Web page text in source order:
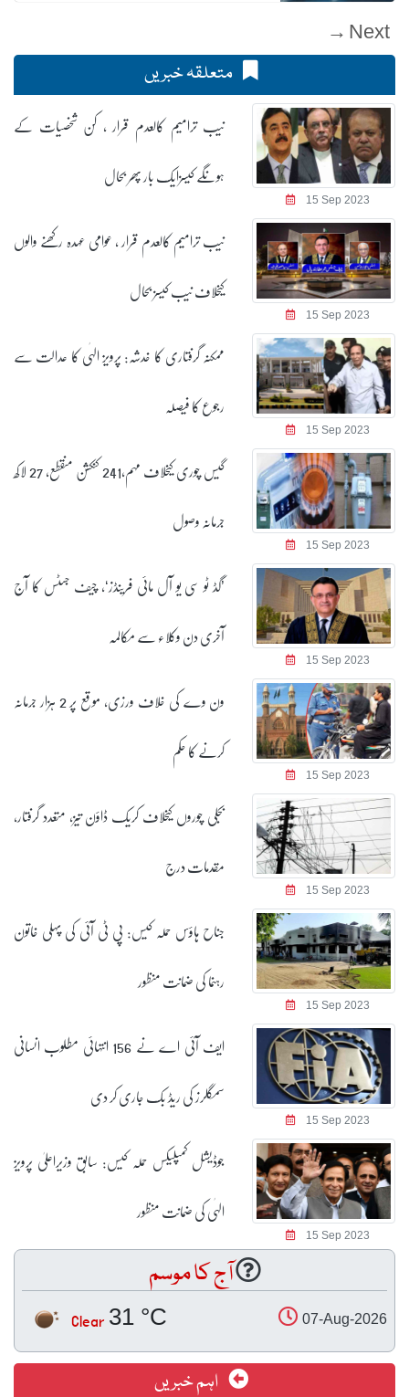
Next →
متعلقہ خبریں
15 Sep 2023
نیب ترامیم کالعدم قرار ، کن شخصیات کے
ہونگے کیسزایک بار پھر بحال
15 Sep 2023
نیب ترامیم کالعدم قرار ، عوامی عہدہ رکھنے والوں
کیخلاف نیب کیسز بحال
15 Sep 2023
ممکنہ گرفتاری کا خدشہ: پرویز الہٰی کا عدالت سے
رجوع کا فیصلہ
15 Sep 2023
گیس چوری کیخلاف مہم،241 کنکشن منقطع، 27 لاکھ
جرمانہ وصول
15 Sep 2023
’گڈ ٹو سی یو آل مائی فرینڈز‘، چیف جسٹس کا آج
آخری دن وکلاء سے مکالمہ
15 Sep 2023
ون وے کی خلاف ورزی، موقع پر 2 ہزار جرمانہ
کرنے کا حکم
15 Sep 2023
بجلی چوروں کیخلاف کریک ڈاؤن تیز، متعدد گرفتار،
مقدمات درج
15 Sep 2023
جناح ہاؤس حملہ کیس: پی ٹی آئی کی پہلی خاتون
رہنما کی ضمانت منظور
15 Sep 2023
ایف آئی اے نے 156 انتہائی مطلوب انسانی
سمگلرز کی ریڈ بک جاری کر دی
15 Sep 2023
جوڈیشل کمپلیکس حملہ کیس: سابق وزیراعلیٰ پرویز
الہٰی کی ضمانت منظور
آج کا موسم
07-Aug-2026
31 °C
Clear
اہم خبریں